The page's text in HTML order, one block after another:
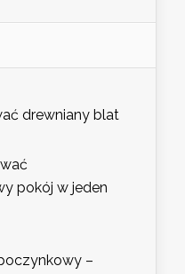
drewniany blat
pokój w jeden
–